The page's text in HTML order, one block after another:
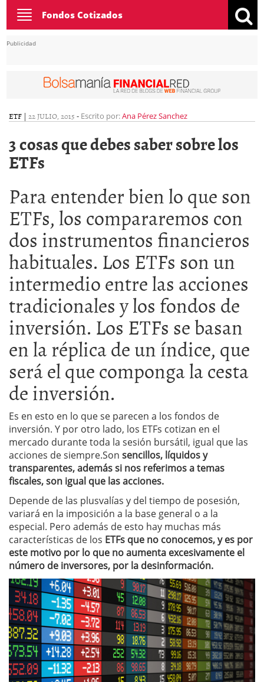
Toggle
navigation
Fondos Cotizados
Publicidad
ETF | 22 JULIO, 2015 - Escrito por:Ana Pérez Sanchez
3 cosas que debes saber sobre los
ETFs
Para entender bien lo que son
ETFs, los compararemos con
dos instrumentos financieros
habituales. Los ETFs son un
intermedio entre las acciones
tradicionales y los fondos de
inversión. Los ETFs se basan
en la réplica de un índice, que
será el que componga la cesta
de inversión.
Es en esto en lo que se parecen a los fondos de
inversión. Y por otro lado, los ETFs cotizan en el
mercado durante toda la sesión bursátil, igual que las
acciones de siempre.Son sencillos, líquidos y
transparentes, además si nos referimos a temas
fiscales, son igual que las acciones.
Depende de las plusvalías y del tiempo de posesión,
variará en la imposición a la base general o a la
especial. Pero además de esto hay muchas más
características de los ETFs que no conocemos, y es por
este motivo por lo que no aumenta excesivamente el
número de inversores, por la desinformación.